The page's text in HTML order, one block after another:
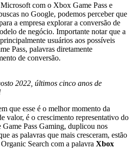
com o Xbox Game Pass e
no Google, podemos perceber que
a empresa explorar a conversão de
de negócio. Importante notar que a
usuários aos possíveis
Pass, palavras diretamente
de conversão.
2022, últimos cinco anos de
que esse é o melhor momento da
valor, é o crescimento representativo do
Game Pass Gaming, duplicou nos
as palavras que mais cresceram, estão
Search com a palavra Xbox